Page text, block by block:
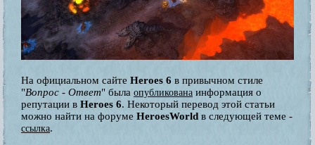
На официальном сайте Heroes 6 в привычном стиле
"Вопрос - Ответ" была опубликована информация о
репутации в Heroes 6. Некоторый перевод этой статьи
можно найти на форуме HeroesWorld в следующей теме -
ссылка.